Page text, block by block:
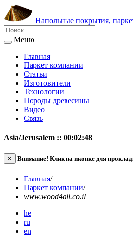
Напольные покрытия,
Меню
Главная
Паркет компании
Статьи
Изготовители
Технологии
Породы древесины
Видео
Связь
Asia/Jerusalem :: 00:02:48
× Внимание! Клик на иконке для
Главная/
Паркет компании/
www.wood4all.co.il
he
ru
en